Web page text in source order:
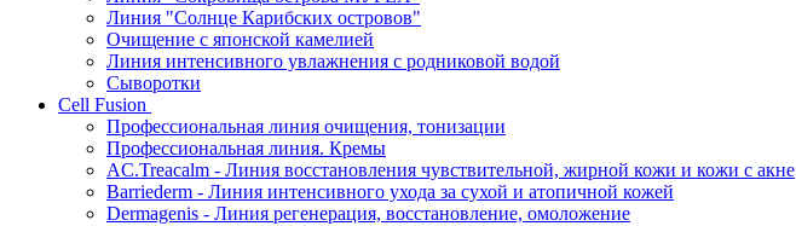
Линия "Солнце Карибских островов"
Очищение с японской камелией
Линия интенсивного увлажнения с родниковой водой
Сыворотки
Cell Fusion
Профессиональная линия очищения, тонизации
Профессиональная линия. Кремы
AC.Treacalm - Линия восстановления чувствительной, жирной кожи и кожи с акне
Barriederm - Линия интенсивного ухода за сухой и атопичной кожей
Dermagenis - Линия регенерация, восстановление, омоложение